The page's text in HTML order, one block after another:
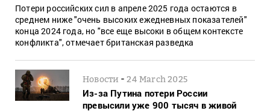
Потери российских сил в апреле 2025 года остаются в
среднем ниже "очень высоких ежедневных показателей"
конца 2024 года, но "все еще высоки в общем контексте
конфликта", отмечает британская разведка
Новости -24 March 2025
Из-за Путина потери России
превысили уже 900 тысяч в живой